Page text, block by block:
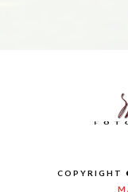
COPYRIGHT